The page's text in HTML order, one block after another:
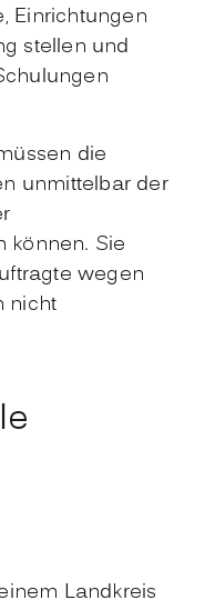
Einrichtungen
stellen und
die
unmittelbar der
können. Sie
wegen
nicht
Landkreis